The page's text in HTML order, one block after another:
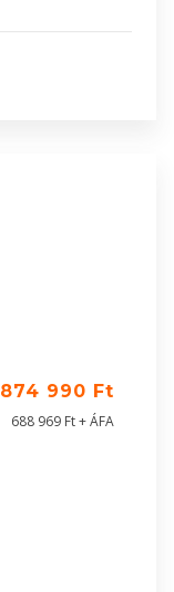
874 990 Ft
688 969 Ft + ÁFA